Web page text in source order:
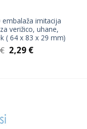
embalaža imitacija
verižico, uhane,
( 64 x 83 x 29 mm)
Izvirna
cena
2,29 €Trenutna